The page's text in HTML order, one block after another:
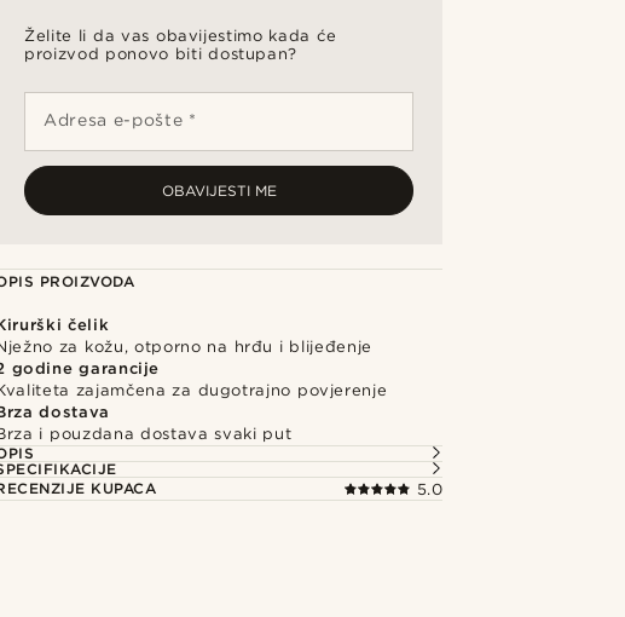
Želite li da vas obavijestimo kada će
proizvod ponovo biti dostupan?
Adresa e-pošte *
OBAVIJESTI ME
PROIZVODA
čelik
za kožu, otporno na hrđu i blijeđenje
godine garancije
zajamčena za dugotrajno povjerenje
dostava
i pouzdana dostava svaki put
KUPACA
5.0